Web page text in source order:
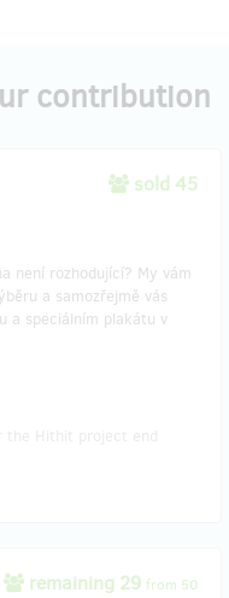
contribution
sold 45
není rozhodující? My vám
a samozřejmě vás
a speciálním plakátu v
remaining 29 from 50